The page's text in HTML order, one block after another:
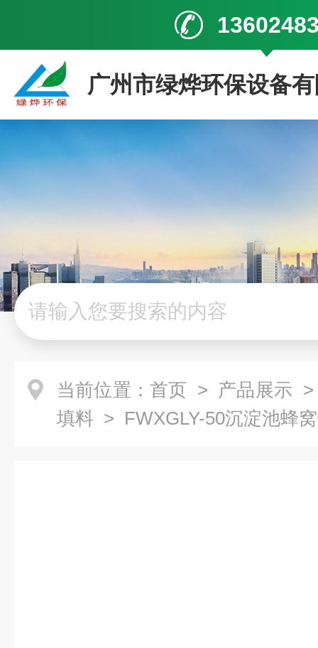
广州市绿烨环保设备
当前位置： 首页 > 产品展示
填料 > FWXGLY-50沉淀池蜂